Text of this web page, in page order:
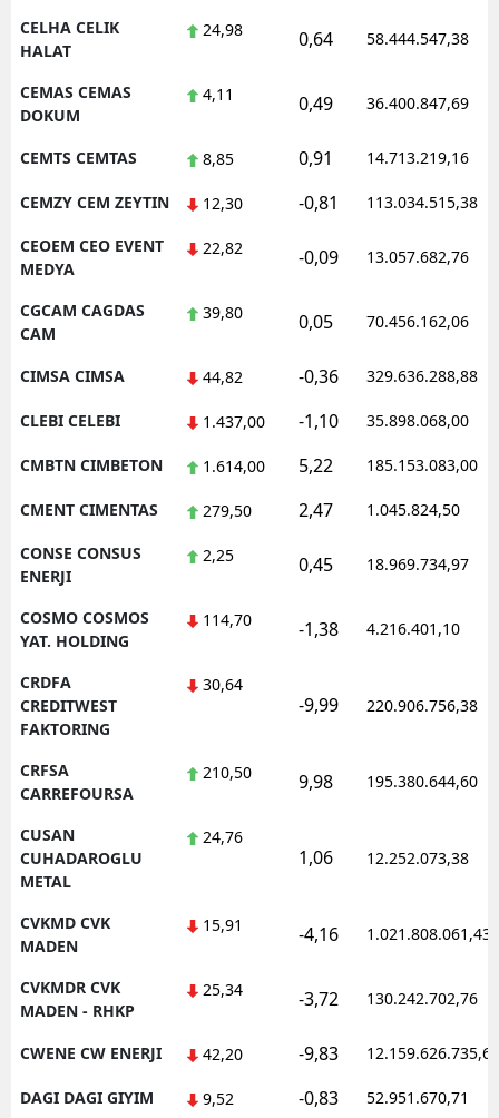
CELHA CELIK
HALAT
24,98 0,64 58.444.547,38
CEMAS CEMAS
DOKUM
4,11 0,49 36.400.847,69
CEMTS CEMTAS 8,85 0,91 14.713.219,16
CEMZY CEM ZEYTIN 12,30 -0,81 113.034.515,38
CEOEM CEO EVENT
MEDYA
22,82 -0,09 13.057.682,76
CGCAM CAGDAS
CAM
39,80 0,05 70.456.162,06
CIMSA CIMSA 44,82 -0,36 329.636.288,88
CLEBI CELEBI 1.437,00 -1,10 35.898.068,00
CMBTN CIMBETON 1.614,00 5,22 185.153.083,00
CMENT CIMENTAS 279,50 2,47 1.045.824,50
CONSE CONSUS
ENERJI
2,25 0,45 18.969.734,97
COSMO COSMOS
YAT. HOLDING
114,70 -1,38 4.216.401,10
CRDFA
CREDITWEST
FAKTORING
30,64
-9,99 220.906.756,38
CRFSA
CARREFOURSA
210,50 9,98 195.380.644,60
CUSAN
CUHADAROGLU
METAL
24,76
1,06 12.252.073,38
CVKMD CVK
MADEN
15,91 -4,16 1.021.808.061,43
CVKMDR CVK
MADEN - RHKP
25,34 -3,72 130.242.702,76
CWENE CW ENERJI 42,20 -9,83 12.159.626.735,62
DAGI DAGI GIYIM 9,52 -0,83 52.951.670,71